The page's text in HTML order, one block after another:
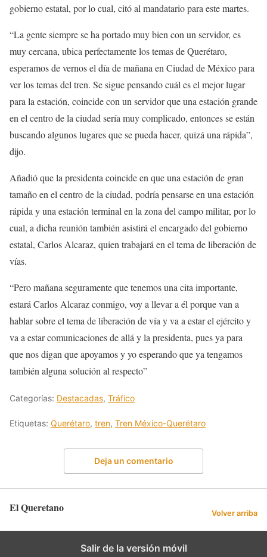
gobierno estatal, por lo cual, citó al mandatario para este martes.
“La gente siempre se ha portado muy bien con un servidor, es
muy cercana, ubica perfectamente los temas de Querétaro,
esperamos de vernos el día de mañana en Ciudad de México para
ver los temas del tren. Se sigue pensando cuál es el mejor lugar
para la estación, coincide con un servidor que una estación grande
en el centro de la ciudad sería muy complicado, entonces se están
buscando algunos lugares que se pueda hacer, quizá una rápida”,
dijo.
Añadió que la presidenta coincide en que una estación de gran
tamaño en el centro de la ciudad, podría pensarse en una estación
rápida y una estación terminal en la zona del campo militar, por lo
cual, a dicha reunión también asistirá el encargado del gobierno
estatal, Carlos Alcaraz, quien trabajará en el tema de liberación de
vías.
“Pero mañana seguramente que tenemos una cita importante,
estará Carlos Alcaraz conmigo, voy a llevar a él porque van a
hablar sobre el tema de liberación de vía y va a estar el ejército y
va a estar comunicaciones de allá y la presidenta, pues ya para
que nos digan que apoyamos y yo esperando que ya tengamos
también alguna solución al respecto”
Categorías: Destacadas, Tráfico
Etiquetas: Querétaro, tren, Tren México-Querétaro
Deja un comentario
El Queretano Volver arriba
Salir de la versión móvil